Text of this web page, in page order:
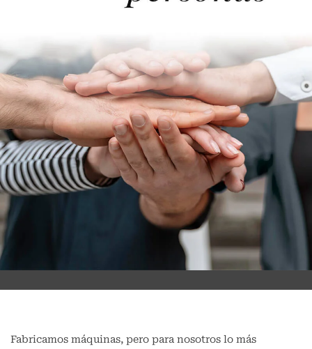
Fabricamos máquinas, pero para nosotros lo más